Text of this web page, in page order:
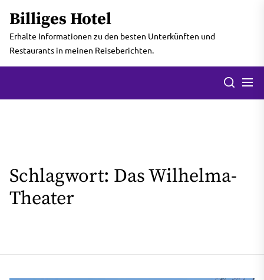
the
content
Billiges Hotel
Erhalte Informationen zu den besten Unterkünften und
Restaurants in meinen Reiseberichten.
Search
Schlagwort: Das Wilhelma-
Theater